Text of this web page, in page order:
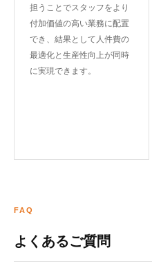
担うことでスタッフをより
付加価値の高い業務に配置
でき、結果として人件費の
最適化と生産性向上が同時
に実現できます。
FAQ
よくあるご質問